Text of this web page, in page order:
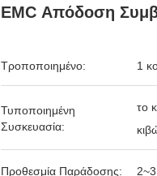
EMC Απόδοση
Τροποποιημένο: 1
Τυποποιημένη
Συσκευασία:
το
Προθεσμία Παράδοσης: